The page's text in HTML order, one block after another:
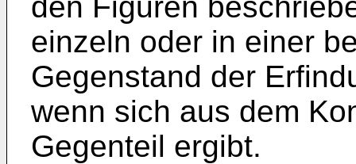
einzeln oder in einer
Gegenstand der
wenn sich aus dem
Gegenteil ergibt.